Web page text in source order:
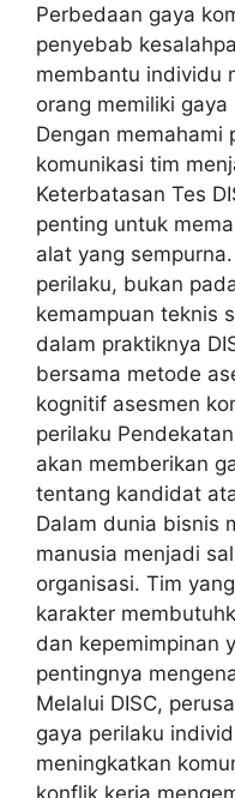
Perbedaan gaya
penyebab
membantu individu
orang memiliki
Dengan memahami
komunikasi tim
Keterbatasan Tes
penting untuk
alat yang
perilaku, bukan
kemampuan teknis
dalam praktiknya
bersama metode
kognitif asesmen
perilaku
akan memberikan
tentang kandidat
Dalam dunia bisnis
manusia menjadi
organisasi. Tim
karakter
dan kepemimpinan
pentingnya
Melalui DISC,
gaya perilaku
meningkatkan
konflik kerja